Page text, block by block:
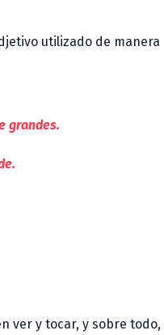
utilizado de manera
grandes.
ver y tocar, y sobre todo,